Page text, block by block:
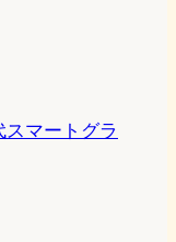
マートグラ